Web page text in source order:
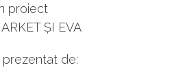
proiect
ȘI EVA
prezentat de: